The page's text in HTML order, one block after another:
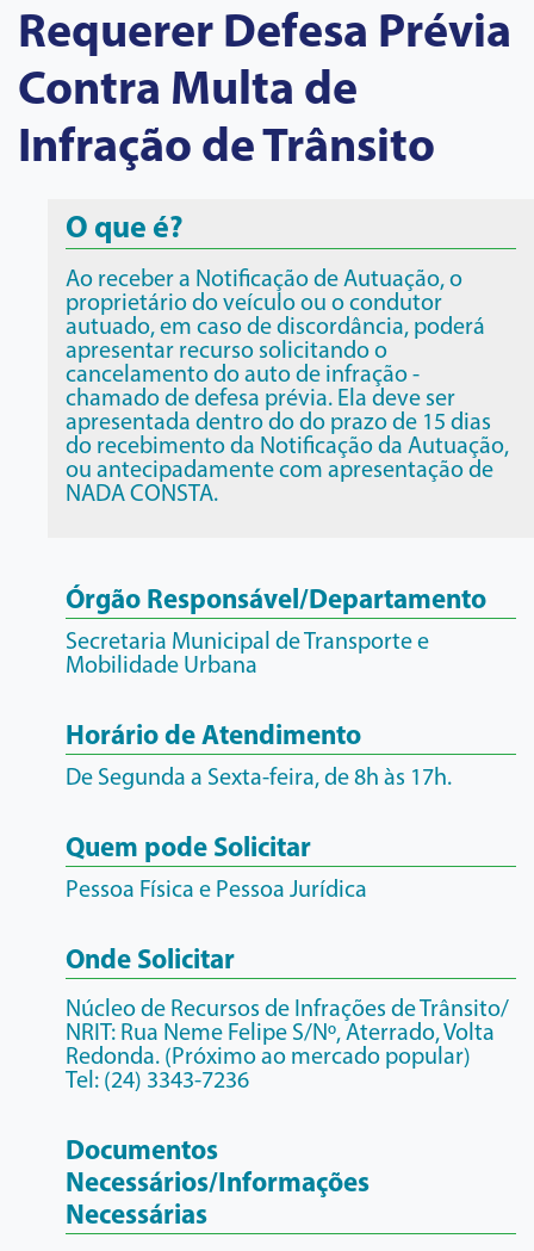
Requerer Defesa Prévia
Contra Multa de
Infração de Trânsito
O que é?
Ao receber a Notificação de Autuação, o
proprietário do veículo ou o condutor
autuado, em caso de discordância, poderá
apresentar recurso solicitando o
cancelamento do auto de infração -
chamado de defesa prévia. Ela deve ser
apresentada dentro do do prazo de 15 dias
do recebimento da Notificação da Autuação,
ou antecipadamente com apresentação de
NADA CONSTA.
Órgão Responsável/Departamento
Secretaria Municipal de Transporte e
Mobilidade Urbana
Horário de Atendimento
De Segunda a Sexta-feira, de 8h às 17h.
Quem pode Solicitar
Pessoa Física e Pessoa Jurídica
Onde Solicitar
Núcleo de Recursos de Infrações de Trânsito/
NRIT: Rua Neme Felipe S/Nº, Aterrado, Volta
Redonda. (Próximo ao mercado popular)
Tel: (24) 3343-7236
Documentos
Necessários/Informações
Necessárias